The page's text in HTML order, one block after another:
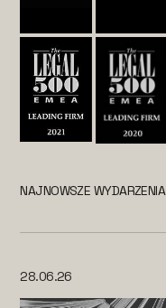
NAJNOWSZE WYDARZENIA
28.06.26